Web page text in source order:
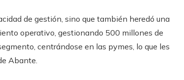
de gestión, sino que también heredó una
operativo, gestionando 500 millones de
centrándose en las pymes, lo que les
Abante.